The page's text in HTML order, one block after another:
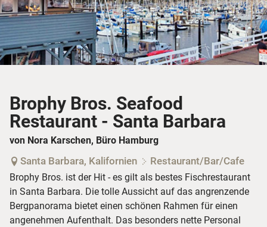
Service
Brophy Bros. Seafood
Restaurant - Santa Barbara
von Nora Karschen, Büro Hamburg
Santa Barbara, Kalifornien Restaurant/Bar/Cafe
Brophy Bros. ist der Hit - es gilt als bestes Fischrestaurant
in Santa Barbara. Die tolle Aussicht auf das angrenzende
Bergpanorama bietet einen schönen Rahmen für einen
angenehmen Aufenthalt. Das besonders nette Personal